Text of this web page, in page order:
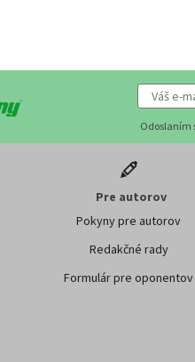
Pre autorov
Pokyny pre autorov
Formulár pre oponentov